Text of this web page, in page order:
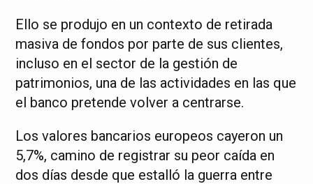
Ello se produjo en un contexto de retirada
masiva de fondos por parte de sus clientes,
incluso en el sector de la gestión de
patrimonios, una de las actividades en las que
el banco pretende volver a centrarse.
Los valores bancarios europeos cayeron un
5,7%, camino de registrar su peor caída en
dos días desde que estalló la guerra entre